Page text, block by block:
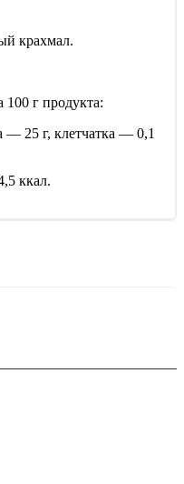
крахмал.
100 г продукта:
25 г, клетчатка — 0,1
ккал.